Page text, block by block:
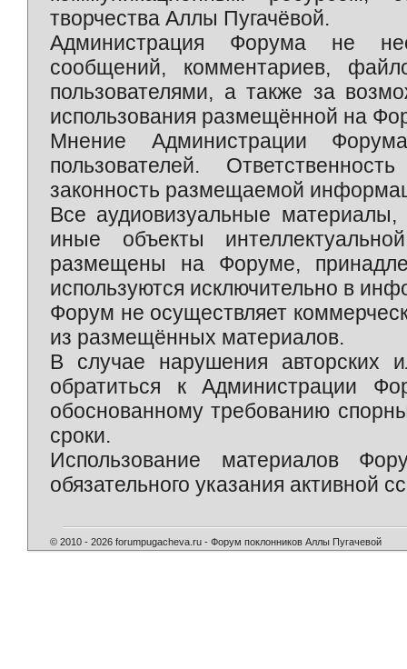
творчества Аллы Пугачёвой.
Администрация Форума не
сообщений, комментариев,
пользователями, а также за
использования размещённой на
Мнение Администрации
пользователей.
законность размещаемой
Все аудиовизуальные
иные объекты
размещены на Форуме,
используются исключительно в
Форум не осуществляет
из размещённых материалов.
В случае нарушения авторских
обратиться к Администрации
обоснованному требованию
сроки.
Использование материалов
обязательного указания активной
© 2010 - 2026 forumpugacheva.ru - Форум поклонников Аллы Пугачевой